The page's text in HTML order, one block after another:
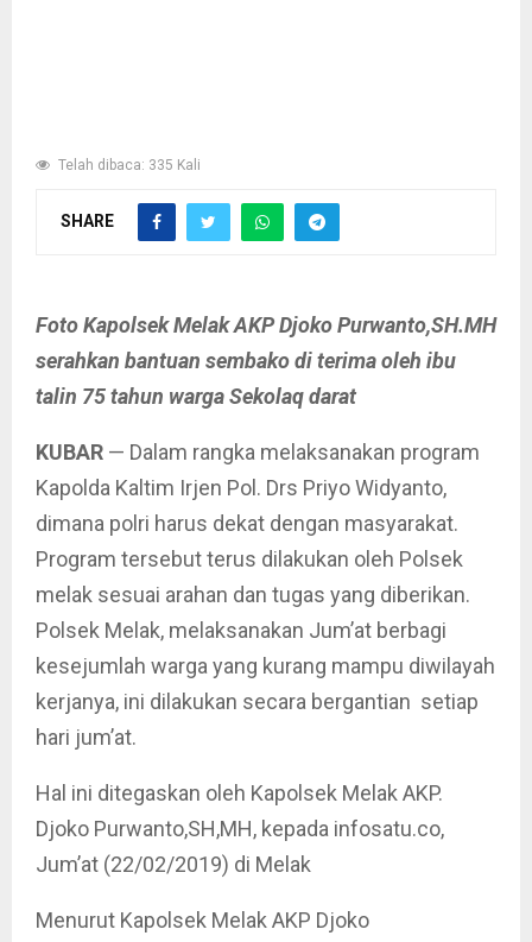
Telah dibaca: 335 Kali
SHARE
Foto Kapolsek Melak AKP Djoko Purwanto,SH.MH
serahkan bantuan sembako di terima oleh ibu
talin 75 tahun warga Sekolaq darat
KUBAR — Dalam rangka melaksanakan program
Kapolda Kaltim Irjen Pol. Drs Priyo Widyanto,
dimana polri harus dekat dengan masyarakat.
Program tersebut terus dilakukan oleh Polsek
melak sesuai arahan dan tugas yang diberikan.
Polsek Melak, melaksanakan Jum’at berbagi
kesejumlah warga yang kurang mampu diwilayah
kerjanya, ini dilakukan secara bergantian setiap
hari jum’at.
Hal ini ditegaskan oleh Kapolsek Melak AKP.
Djoko Purwanto,SH,MH, kepada infosatu.co,
Jum’at (22/02/2019) di Melak
Menurut Kapolsek Melak AKP Djoko